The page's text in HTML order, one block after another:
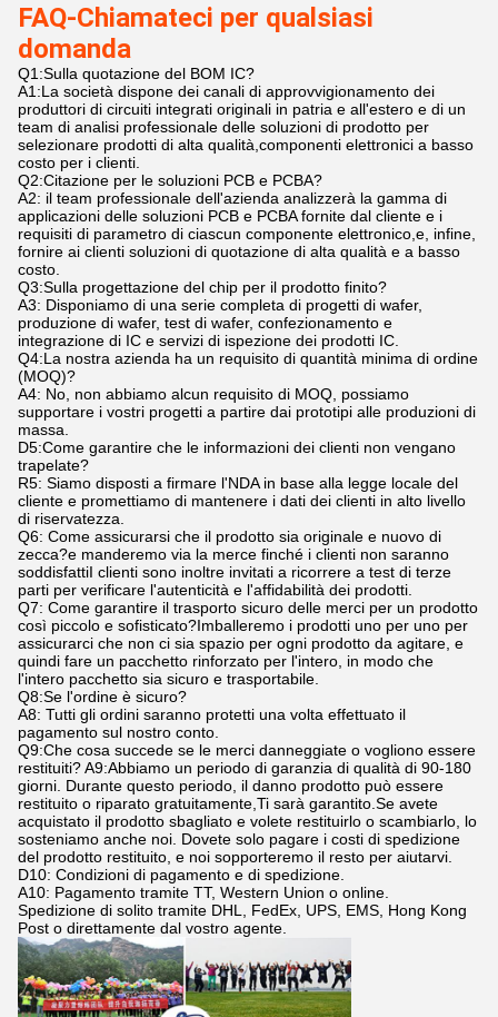
FAQ-Chiamateci per qualsiasi
domanda
Q1:Sulla quotazione del BOM IC?
A1:La società dispone dei canali di approvvigionamento dei
produttori di circuiti integrati originali in patria e all'estero e di un
team di analisi professionale delle soluzioni di prodotto per
selezionare prodotti di alta qualità,componenti elettronici a basso
costo per i clienti.
Q2:Citazione per le soluzioni PCB e PCBA?
A2: il team professionale dell'azienda analizzerà la gamma di
applicazioni delle soluzioni PCB e PCBA fornite dal cliente e i
requisiti di parametro di ciascun componente elettronico,e, infine,
fornire ai clienti soluzioni di quotazione di alta qualità e a basso
costo.
Q3:Sulla progettazione del chip per il prodotto finito?
A3: Disponiamo di una serie completa di progetti di wafer,
produzione di wafer, test di wafer, confezionamento e
integrazione di IC e servizi di ispezione dei prodotti IC.
Q4:La nostra azienda ha un requisito di quantità minima di ordine
(MOQ)?
A4: No, non abbiamo alcun requisito di MOQ, possiamo
supportare i vostri progetti a partire dai prototipi alle produzioni di
massa.
D5:Come garantire che le informazioni dei clienti non vengano
trapelate?
R5: Siamo disposti a firmare l'NDA in base alla legge locale del
cliente e promettiamo di mantenere i dati dei clienti in alto livello
di riservatezza.
Q6: Come assicurarsi che il prodotto sia originale e nuovo di
zecca?e manderemo via la merce finché i clienti non saranno
soddisfattiI clienti sono inoltre invitati a ricorrere a test di terze
parti per verificare l'autenticità e l'affidabilità dei prodotti.
Q7: Come garantire il trasporto sicuro delle merci per un prodotto
così piccolo e sofisticato?Imballeremo i prodotti uno per uno per
assicurarci che non ci sia spazio per ogni prodotto da agitare, e
quindi fare un pacchetto rinforzato per l'intero, in modo che
l'intero pacchetto sia sicuro e trasportabile.
Q8:Se l'ordine è sicuro?
A8: Tutti gli ordini saranno protetti una volta effettuato il
pagamento sul nostro conto.
Q9:Che cosa succede se le merci danneggiate o vogliono essere
restituiti? A9:Abbiamo un periodo di garanzia di qualità di 90-180
giorni. Durante questo periodo, il danno prodotto può essere
restituito o riparato gratuitamente,Ti sarà garantito.Se avete
acquistato il prodotto sbagliato e volete restituirlo o scambiarlo, lo
sosteniamo anche noi. Dovete solo pagare i costi di spedizione
del prodotto restituito, e noi sopporteremo il resto per aiutarvi.
D10: Condizioni di pagamento e di spedizione.
A10: Pagamento tramite TT, Western Union o online.
Spedizione di solito tramite DHL, FedEx, UPS, EMS, Hong Kong
Post o direttamente dal vostro agente.